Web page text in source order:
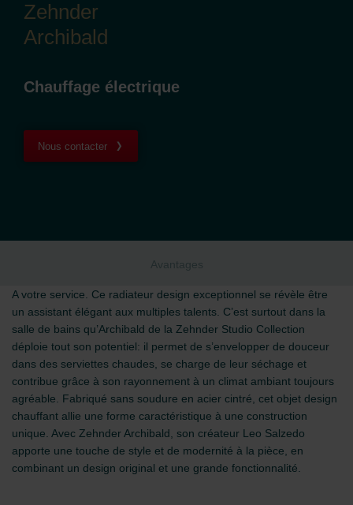
Zehnder
Archibald
Chauffage électrique
Nous contacter
Avantages
A votre service. Ce radiateur design exceptionnel se révèle être
un assistant élégant aux multiples talents. C’est surtout dans la
salle de bains qu’Archibald de la Zehnder Studio Collection
déploie tout son potentiel: il permet de s’envelopper de douceur
dans des serviettes chaudes, se charge de leur séchage et
contribue grâce à son rayonnement à un climat ambiant toujours
agréable. Fabriqué sans soudure en acier cintré, cet objet design
chauffant allie une forme caractéristique à une construction
unique. Avec Zehnder Archibald, son créateur Leo Salzedo
apporte une touche de style et de modernité à la pièce, en
combinant un design original et une grande fonctionnalité.